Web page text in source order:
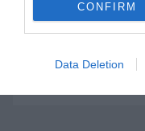
CONFIRM
Data Deletion
485